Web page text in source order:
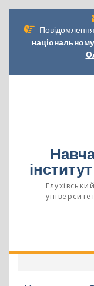
до
вмістунаціональному